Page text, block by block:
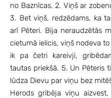
no Baznīcas. 2. Viņš ar
3. Bet viņš, redzēdams, ka
arī Pēteri. Bija neraudzētās
cietumā ielicis, viņš nodeva
ik pa četri kareivji,
tautas priekšā. 5. Un Pēteris
lūdza Dievu par viņu bez
Herods gribēja viņu